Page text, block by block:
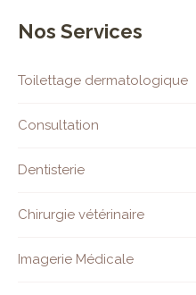
Nos Services
Toilettage dermatologique
Consultation
Dentisterie
Chirurgie vétérinaire
Imagerie Médicale